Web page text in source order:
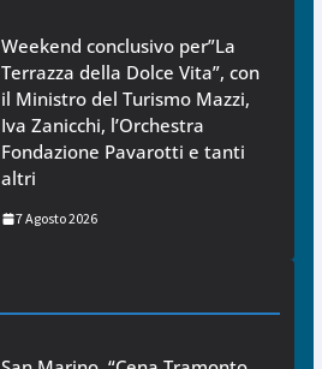
Weekend conclusivo per”La
Terrazza della Dolce Vita”, con
il Ministro del Turismo Mazzi,
Iva Zanicchi, l’Orchestra
Fondazione Pavarotti e tanti
altri
7 Agosto 2026